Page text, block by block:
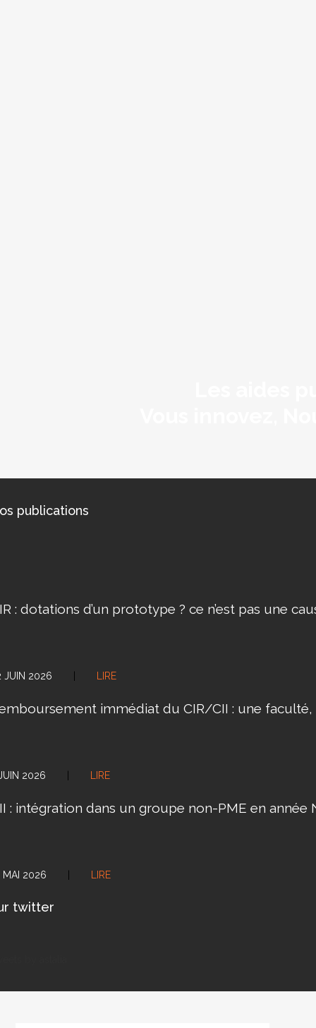
publications
: dotations d’un prototype ? ce n’est pas une
JUIN 2026 LIRE
immédiat du CIR/CII : une
2026 LIRE
: intégration dans un groupe non-PME en année
MAI 2026 LIRE
twitter